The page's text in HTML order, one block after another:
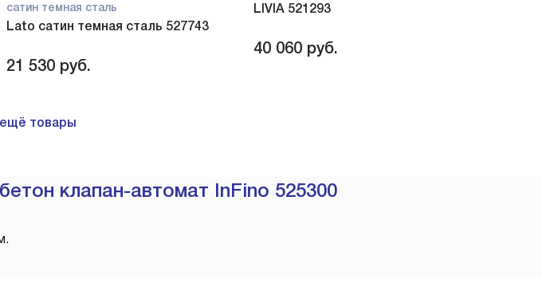
сатин темная сталь
Lato сатин темная сталь 527743
21 530 руб.
LIVIA 521293
40 060 руб.
товары
клапан-автомат InFino 525300